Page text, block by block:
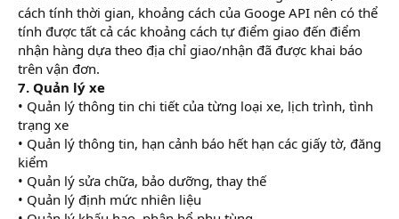
cách tính thời gian, khoảng cách của Googe API nên có thể
tính được tất cả các khoảng cách tự điểm giao đến điểm
nhận hàng dựa theo địa chỉ giao/nhận đã được khai báo
trên vận đơn.
7. Quản lý xe
• Quản lý thông tin chi tiết của từng loại xe, lịch trình, tình
trạng xe
• Quản lý thông tin, hạn cảnh báo hết hạn các giấy tờ, đăng
kiểm
• Quản lý sửa chữa, bảo dưỡng, thay thế
• Quản lý định mức nhiên liệu